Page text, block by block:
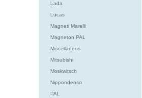
Lada
Lucas
Magneti Marelli
Magneton PAL
Miscellaneus
Mitsubishi
Moskwitsch
Nippondenso
PAL